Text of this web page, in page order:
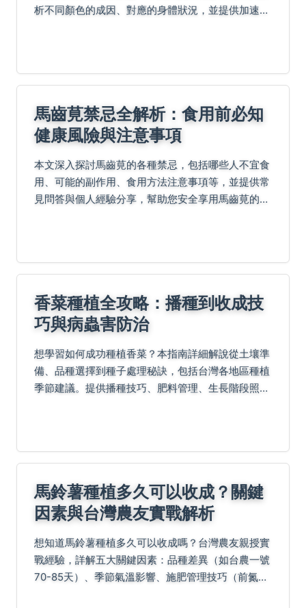
析不同顏色的成因、對應的身體狀況，並提供加速瘀
馬齒莧禁忌全解析：食用前必知
健康風險與注意事項
本文深入探討馬齒莧的各種禁忌，包括哪些人不宜食
用、可能的副作用、食用方法注意事項等，並提供常
見問答與個人經驗分享，幫助您安全享用馬齒莧的益
香菜種植全攻略：播種到收成技
巧與病蟲害防治
想學習如何成功種植香菜？本指南詳細解說從土壤準
備、品種選擇到種子處理秘訣，包括台灣各地區種植
季節建議。提供播種技巧、肥料管理、生長階段照護
馬鈴薯種植多久可以收成？關鍵
因素與台灣農友實戰解析
想知道馬鈴薯種植多久可以收成嗎？台灣農友親授實
戰經驗，詳解五大關鍵因素：品種差異（如台農一號
70-85天）、季節氣溫影響、施肥管理技巧（前氮後